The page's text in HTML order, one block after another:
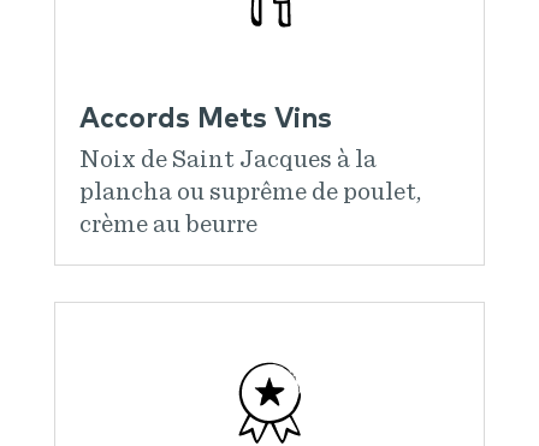
Accords Mets Vins
Noix de Saint Jacques à la
plancha ou suprême de poulet,
crème au beurre